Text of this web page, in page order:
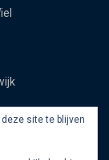
site te blijven